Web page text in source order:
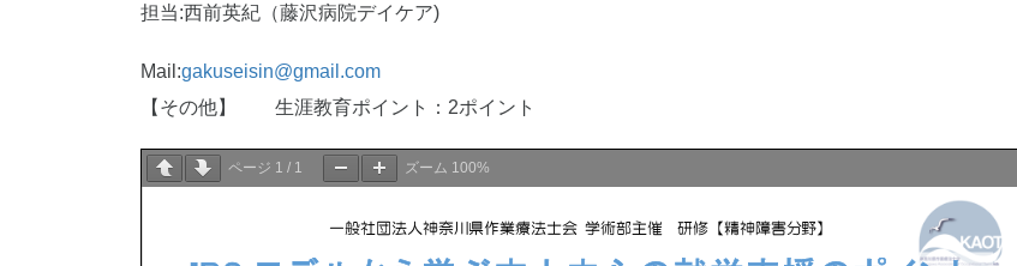
担当:西前英紀（藤沢病院デイケア)
Mail:gakuseisin@gmail.com
【その他】 生涯教育ポイント：2ポイント
ページ 1 / 1 ズーム 100%